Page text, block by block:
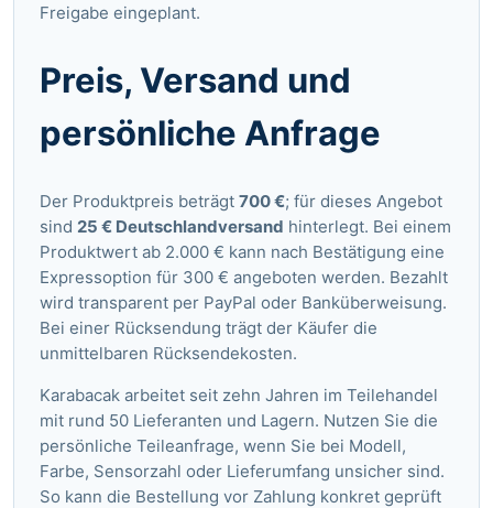
Freigabe eingeplant.
Preis, Versand und
persönliche Anfrage
Der Produktpreis beträgt 700 €; für dieses Angebot
sind 25 € Deutschlandversand hinterlegt. Bei einem
Produktwert ab 2.000 € kann nach Bestätigung eine
Expressoption für 300 € angeboten werden. Bezahlt
wird transparent per PayPal oder Banküberweisung.
Bei einer Rücksendung trägt der Käufer die
unmittelbaren Rücksendekosten.
Karabacak arbeitet seit zehn Jahren im Teilehandel
mit rund 50 Lieferanten und Lagern. Nutzen Sie die
persönliche Teileanfrage, wenn Sie bei Modell,
Farbe, Sensorzahl oder Lieferumfang unsicher sind.
So kann die Bestellung vor Zahlung konkret geprüft